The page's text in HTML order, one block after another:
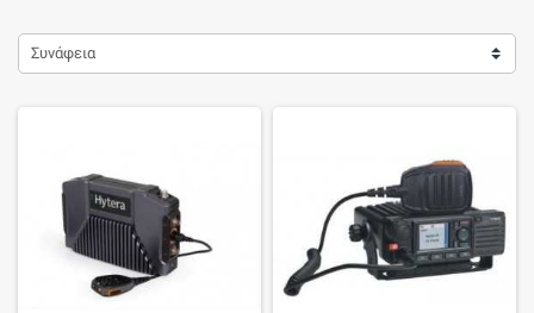
Συνάφεια